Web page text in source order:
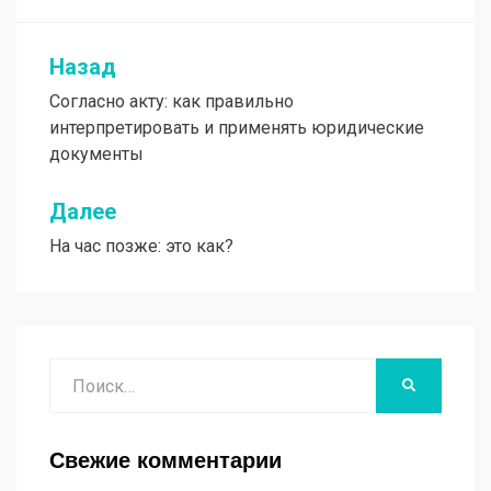
Навигация
по
записям
Назад
Согласно акту: как правильно
интерпретировать и применять юридические
документы
Далее
На час позже: это как?
Свежие комментарии